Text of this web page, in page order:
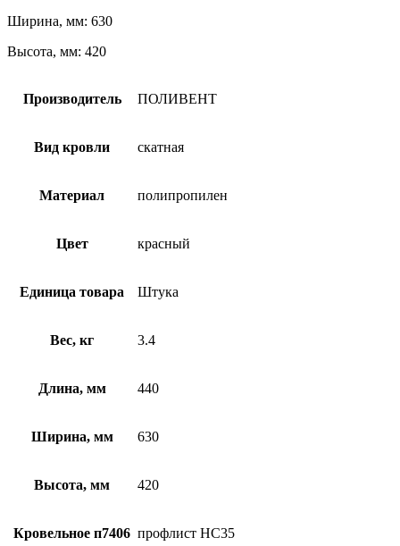
Ширина, мм: 630
Высота, мм: 420
Производитель ПОЛИВЕНТ
Вид кровли скатная
Материал полипропилен
Цвет красный
Единица товара Штука
Вес, кг 3.4
Длина, мм 440
Ширина, мм 630
Высота, мм 420
Кровельное п7406 профлист НС35